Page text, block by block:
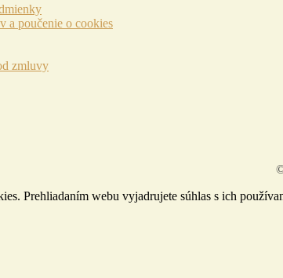
a poučenie o cookies
zmluvy
Prehliadaním webu vyjadrujete súhlas s ich